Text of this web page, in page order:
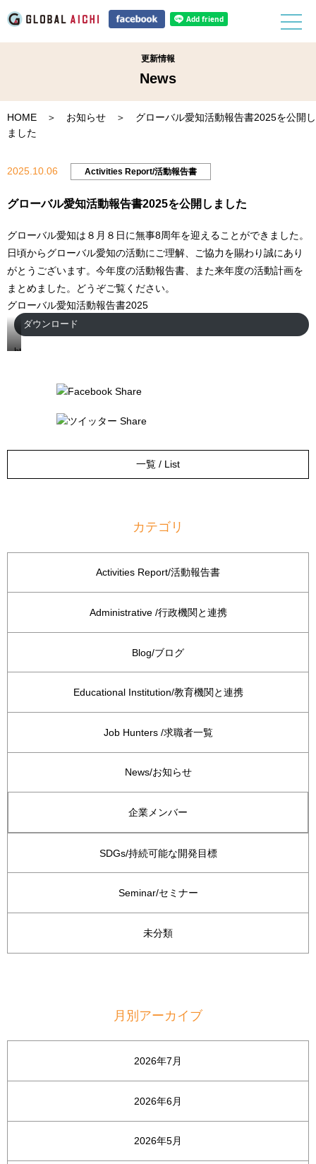
更新情報
News
HOME ＞ お知らせ ＞ グローバル愛知活動報告書2025を公開し
ました
2025.10.06 Activities Report/活動報告書
グローバル愛知活動報告書2025を公開しました
グローバル愛知は８月８日に無事8周年を迎えることができました。
日頃からグローバル愛知の活動にご理解、ご協力を賜わり誠にあり
がとうございます。今年度の活動報告書、また来年度の活動計画を
まとめました。どうぞご覧ください。
グローバル愛知活動報告書2025
ダウンロード
https://global-
一覧 / List
カテゴリ
Activities Report/活動報告書
Administrative /行政機関と連携
Blog/ブログ
Educational Institution/教育機関と連携
Job Hunters /求職者一覧
News/お知らせ
企業メンバー
SDGs/持続可能な開発目標
Seminar/セミナー
未分類
月別アーカイブ
2026年7月
2026年6月
2026年5月